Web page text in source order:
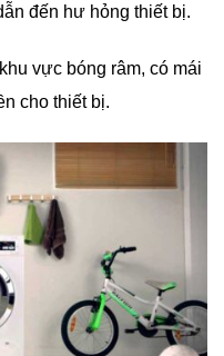
đến hư hỏng thiết bị.
vực bóng râm, có mái
cho thiết bị.